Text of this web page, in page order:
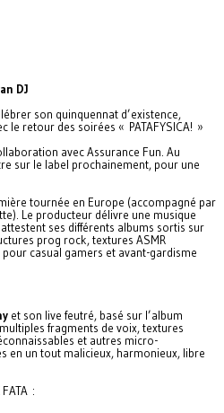
DJ
son quinquennat d’existence,
le retour des soirées « PATAFYSICA! »
avec Assurance Fun. Au
sur le label prochainement, pour une
tournée en Europe (accompagné par
Le producteur délivre une musique
ses différents albums sortis sur
prog rock, textures ASMR
casual gamers et avant-gardisme
et son live feutré, basé sur l’album
fragments de voix, textures
et autres micro-
en un tout malicieux, harmonieux, libre
FATA :